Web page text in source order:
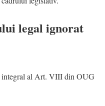
legal ignorat
integral al Art. VIII din OUG